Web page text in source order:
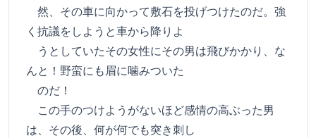
然、その車に向かって敷石を投げつけたのだ。強
く抗議をしようと車から降りよ
うとしていたその女性にその男は飛びかかり、な
んと！野蛮にも眉に噛みついた
のだ！
この手のつけようがないほど感情の高ぶった男
は、その後、何が何でも突き刺し